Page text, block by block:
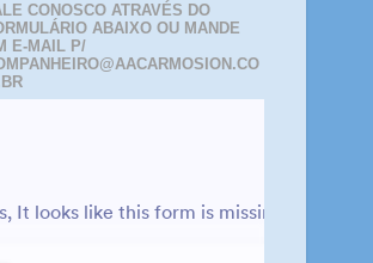
CONOSCO ATRAVÉS DO
ABAIXO OU MANDE
E-MAIL P/